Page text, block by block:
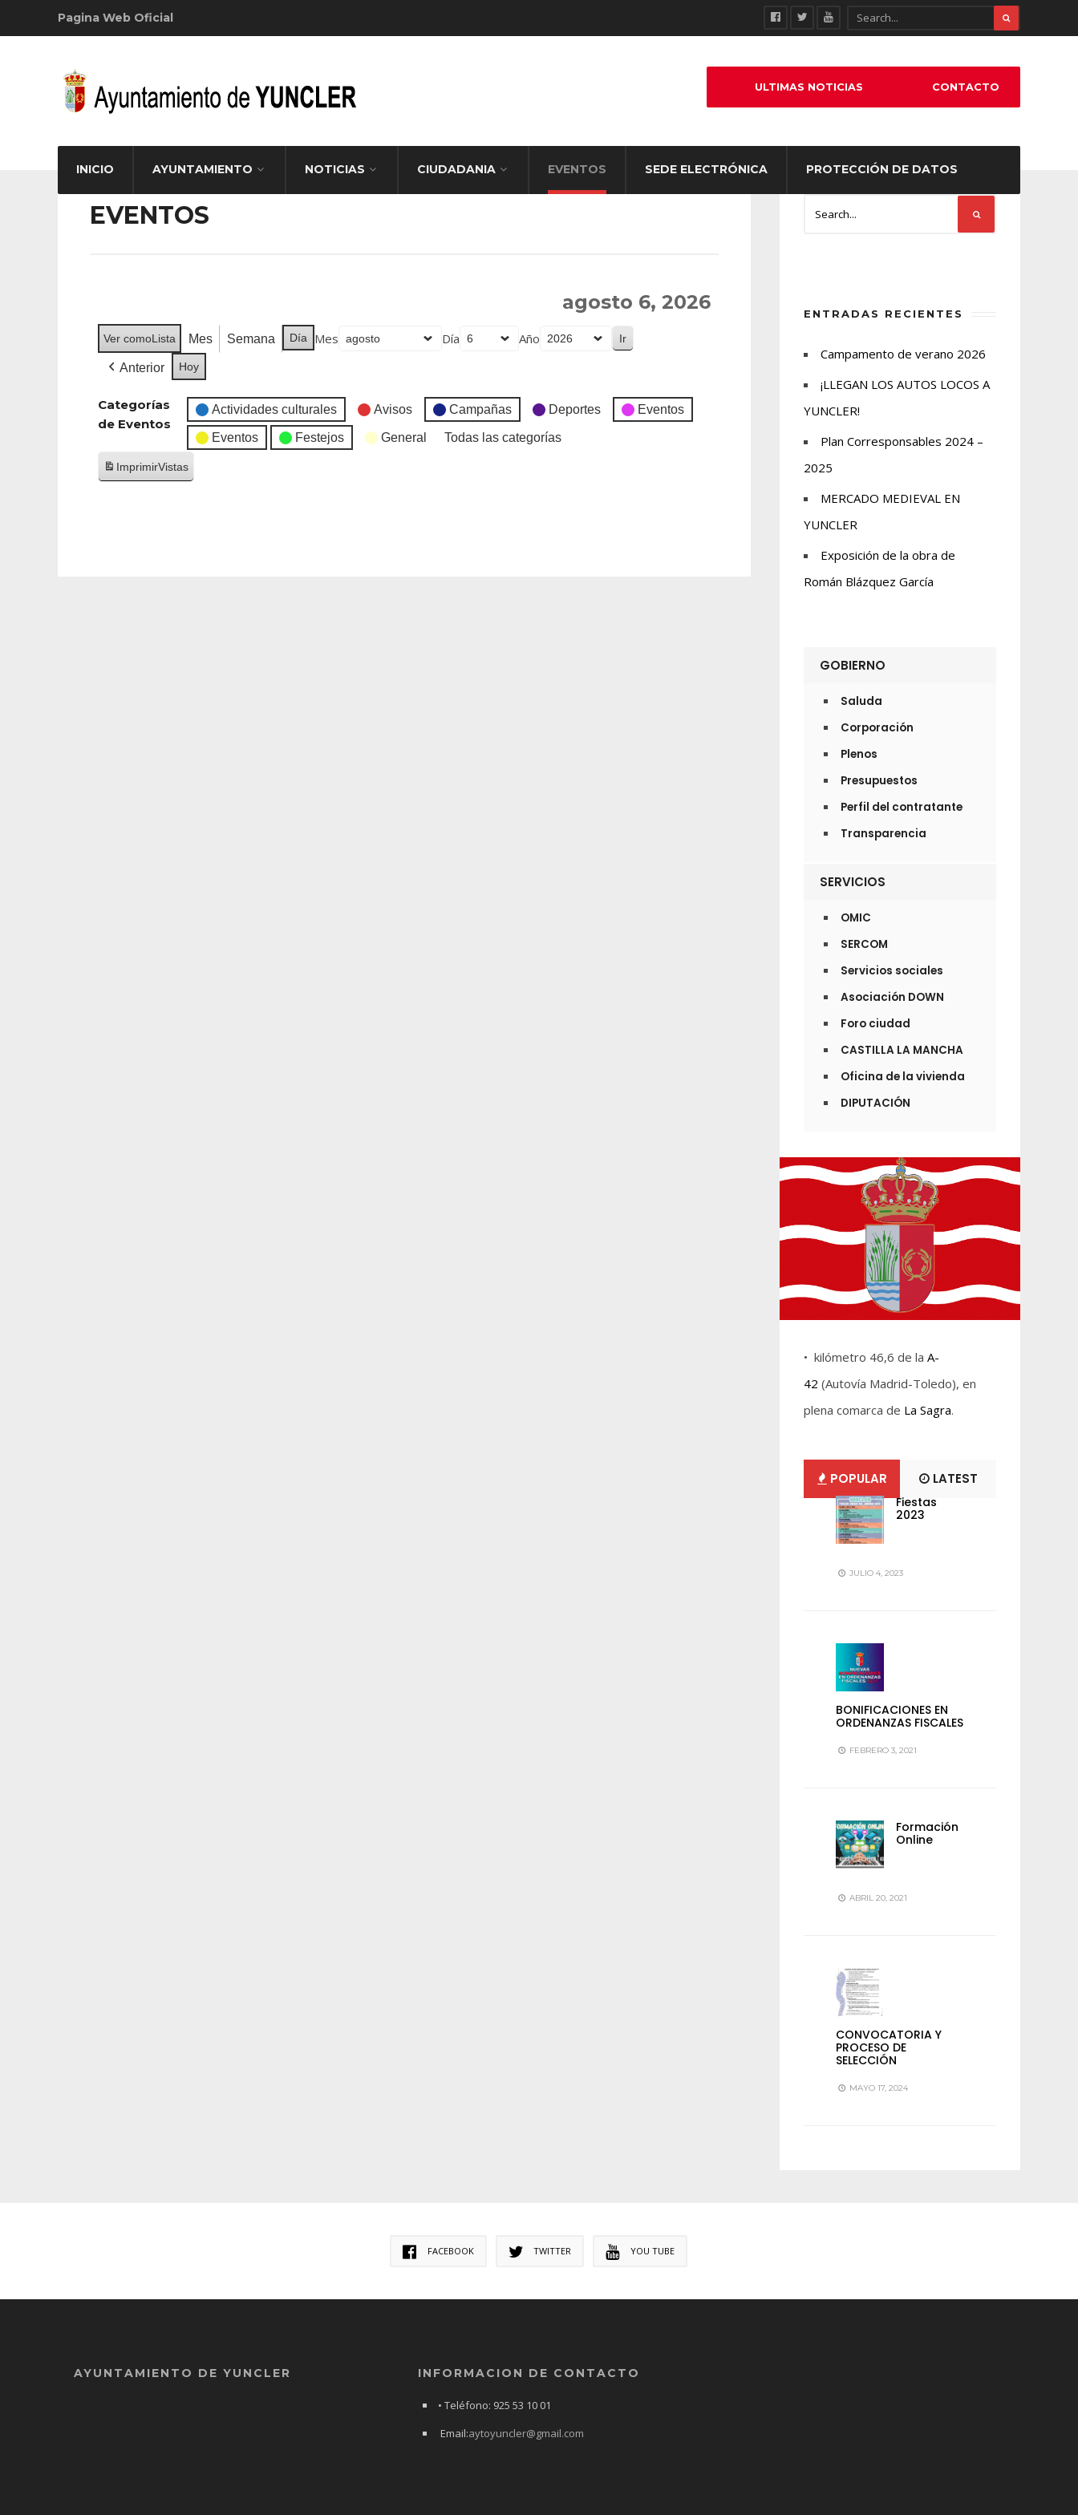
Pagina Web Oficial
INICIO AYUNTAMIENTO NOTICIAS CIUDADANIA EVENTOS SEDE ELECTRÓNICA PROTECCIÓN DE DATOS
ULTIMAS NOTICIAS CONTACTO
EVENTOS
agosto 6, 2026
Ver comoLista Mes Semana Día Mes Día Año
Anterior Hoy
Categorías
de Eventos
Actividades culturales Avisos Campañas Deportes Eventos
Eventos Festejos General Todas las categorías
ImprimirVistas
ENTRADAS RECIENTES
Campamento de verano 2026
¡LLEGAN LOS AUTOS LOCOS A
YUNCLER!
Plan Corresponsables 2024 –
2025
MERCADO MEDIEVAL EN
YUNCLER
Exposición de la obra de
Román Blázquez García
GOBIERNO
Saluda
Corporación
Plenos
Presupuestos
Perfil del contratante
Transparencia
SERVICIOS
OMIC
SERCOM
Servicios sociales
Asociación DOWN
Foro ciudad
CASTILLA LA MANCHA
Oficina de la vivienda
DIPUTACIÓN
• kilómetro 46,6 de la A-
42 (Autovía Madrid-Toledo), en
plena comarca de La Sagra.
POPULAR LATEST
Fiestas
2023
JULIO 4, 2023
BONIFICACIONES EN
ORDENANZAS FISCALES
FEBRERO 3, 2021
Formación
Online
ABRIL 20, 2021
CONVOCATORIA Y
PROCESO DE
SELECCIÓN
MAYO 17, 2024
FACEBOOK TWITTER YOU TUBE
AYUNTAMIENTO DE YUNCLER INFORMACION DE CONTACTO
• Teléfono: 925 53 10 01
Email:aytoyuncler@gmail.com